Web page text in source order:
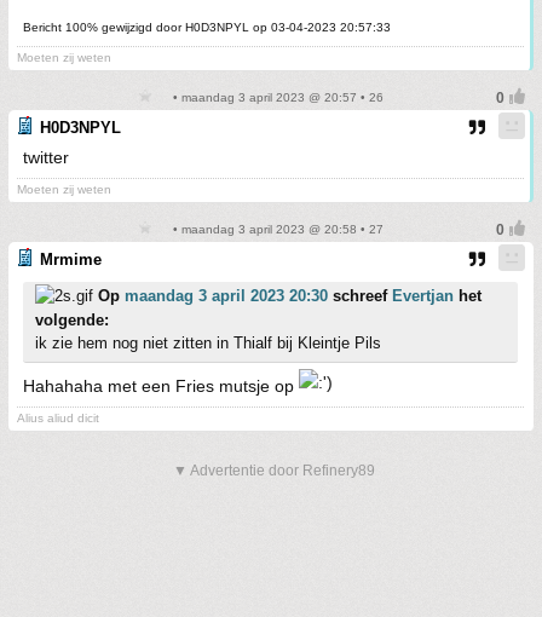
Bericht 100% gewijzigd door H0D3NPYL op 03-04-2023 20:57:33
Moeten zij weten
• maandag 3 april 2023 @ 20:57 • 26
H0D3NPYL
twitter
Moeten zij weten
• maandag 3 april 2023 @ 20:58 • 27
Mrmime
Op maandag 3 april 2023 20:30 schreef Evertjan het
volgende:
ik zie hem nog niet zitten in Thialf bij Kleintje Pils
Hahahaha met een Fries mutsje op
Alius aliud dicit
▼ Advertentie door Refinery89